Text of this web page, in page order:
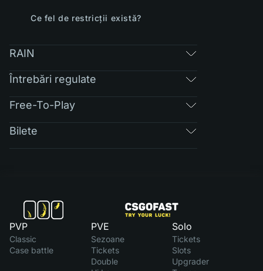
Ce fel de restricții există?
RAIN
Întrebări regulate
Free-To-Play
Bilete
PVP
Classic
Case battle
PVE
Sezoane
Tickets
Double
Solo
Tickets
Slots
Upgrader